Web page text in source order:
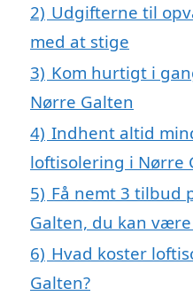
2) Udgifterne til
med at stige
3) Kom hurtigt i
Nørre Galten
4) Indhent altid
loftisolering i Nørre
5) Få nemt 3 tilbud
Galten, du kan
6) Hvad koster
Galten?